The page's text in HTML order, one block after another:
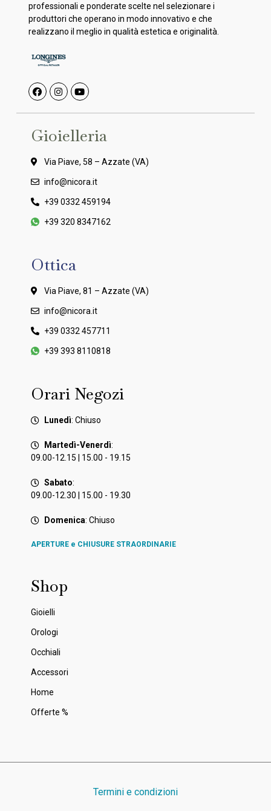
professionali e ponderate scelte nel selezionare i
produttori che operano in modo innovativo e che
realizzano il meglio in qualità estetica e originalità.
Gioielleria
Via Piave, 58 – Azzate (VA)
info@nicora.it
+39 0332 459194
+39 320 8347162
Ottica
Via Piave, 81 – Azzate (VA)
info@nicora.it
+39 0332 457711
+39 393 8110818
Orari Negozi
Lunedì: Chiuso
Martedì-Venerdì:
09.00-12.15 | 15.00 - 19.15
Sabato:
09.00-12.30 | 15.00 - 19.30
Domenica: Chiuso
APERTURE e CHIUSURE STRAORDINARIE
Shop
Gioielli
Orologi
Occhiali
Accessori
Home
Offerte %
Termini e condizioni